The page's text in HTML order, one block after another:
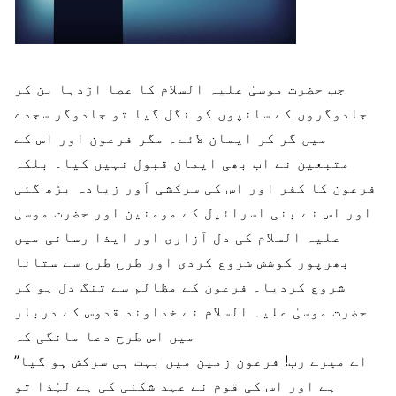
جب حضرت موسیٰ علیہ السلام کا عصا اژدہا بن کر
جادوگروں کے سانپوں کو نگل گیا تو جادوگر سجدے
میں گر کر ایمان لائے۔ مگر فرعون اور اس کے
متبعین نے اب بھی ایمان قبول نہیں کیا۔ بلکہ
فرعون کا کفر اور اس کی سرکشی اَور زیادہ بڑھ گئی
اور اس نے بنی اسرائیل کے مومنین اور حضرت موسیٰ
علیہ السلام کی دل آزاری اور ایذا رسانی میں
بھرپور کوشش شروع کردی اور طرح طرح سے ستانا
شروع کردیا۔ فرعون کے مظالم سے تنگ دل ہو کر
حضرت موسیٰ علیہ السلام نے خداوند قدوس کے دربار
میں اس طرح دعا مانگی کہ
”اے میرے رب! فرعون زمین میں بہت ہی سرکش ہو گیا
ہے اور اس کی قوم نے عہد شکنی کی ہے لہٰذا تو